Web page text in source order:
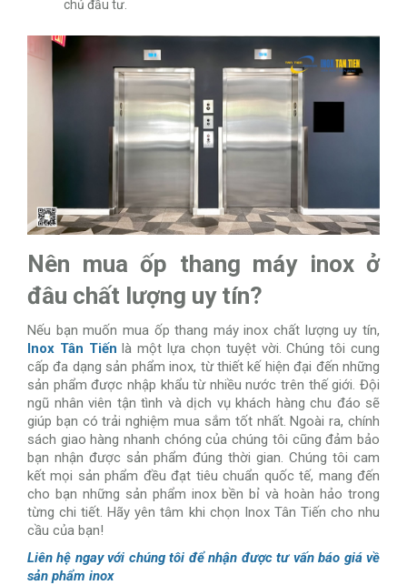
chủ đầu tư.
Nên mua ốp thang máy inox ở
đâu chất lượng uy tín?
Nếu bạn muốn mua ốp thang máy inox chất lượng uy tín,
Inox Tân Tiến là một lựa chọn tuyệt vời. Chúng tôi cung
cấp đa dạng sản phẩm inox, từ thiết kế hiện đại đến những
sản phẩm được nhập khẩu từ nhiều nước trên thế giới. Đội
ngũ nhân viên tận tình và dịch vụ khách hàng chu đáo sẽ
giúp bạn có trải nghiệm mua sắm tốt nhất. Ngoài ra, chính
sách giao hàng nhanh chóng của chúng tôi cũng đảm bảo
bạn nhận được sản phẩm đúng thời gian. Chúng tôi cam
kết mọi sản phẩm đều đạt tiêu chuẩn quốc tế, mang đến
cho bạn những sản phẩm inox bền bỉ và hoàn hảo trong
từng chi tiết. Hãy yên tâm khi chọn Inox Tân Tiến cho nhu
cầu của bạn!
Liên hệ ngay với chúng tôi để nhận được tư vấn báo giá về
sản phẩm inox